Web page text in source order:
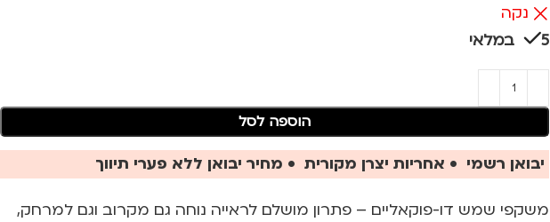
נקה
5 במלאי
הוספה לסל
יבואן רשמי • אחריות יצרן מקורית • מחיר יבואן ללא פערי תיווך
משקפי שמש דו-פוקאליים – פתרון מושלם לראייה נוחה גם מקרוב וגם למרחק,